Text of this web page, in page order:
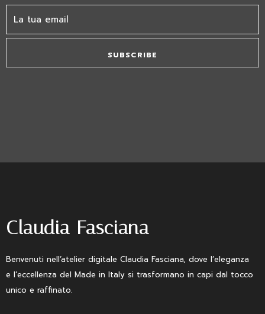
SUBSCRIBE
Claudia Fasciana
Benvenuti nell’atelier digitale Claudia Fasciana, dove l’eleganza
e l’eccellenza del Made in Italy si trasformano in capi dal tocco
unico e raffinato.